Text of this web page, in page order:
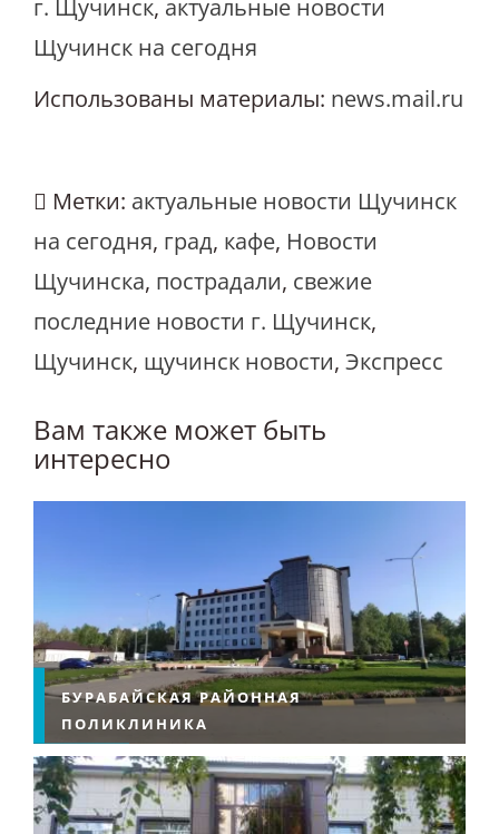
г. Щучинск, актуальные новости
Щучинск на сегодня
Использованы материалы: news.mail.ru
Метки: актуальные новости Щучинск
на сегодня, град, кафе, Новости
Щучинска, пострадали, свежие
последние новости г. Щучинск,
Щучинск, щучинск новости, Экспресс
Вам также может быть
интересно
БУРАБАЙСКАЯ РАЙОННАЯ
ПОЛИКЛИНИКА